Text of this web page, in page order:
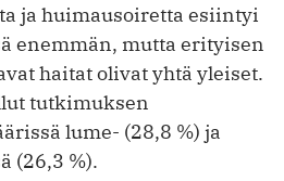
ja huimausoiretta esiintyi
enemmän, mutta erityisen
haitat olivat yhtä yleiset.
tutkimuksen
lume- (28,8 %) ja
(26,3 %).